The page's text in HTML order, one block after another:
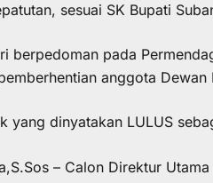
sesuai SK Bupati
berpedoman pada
anggota
yang dinyatakan LULUS
– Calon Direktur Utama